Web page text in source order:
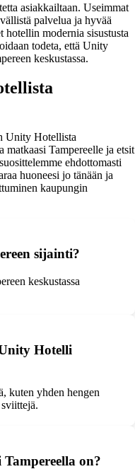
asiakkailtaan. Useimmat
palvelua ja hyvää
hotellin modernia sisustusta
todeta, että Unity
keskustassa.
Unity Hotellista
matkaasi Tampereelle ja etsit
ehdottomasti
huoneesi jo tänään ja
kaupungin
sijainti?
keskustassa
Hotelli
kuten yhden hengen
on?